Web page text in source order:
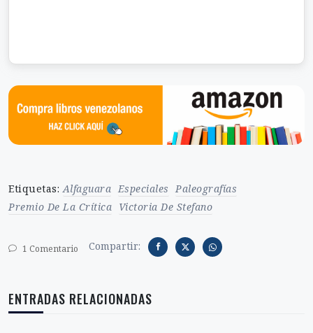
Etiquetas: Alfaguara Especiales
Paleografías
Premio De La Crítica Victoria De Stefano
1 Comentario Compartir:
ENTRADAS RELACIONADAS